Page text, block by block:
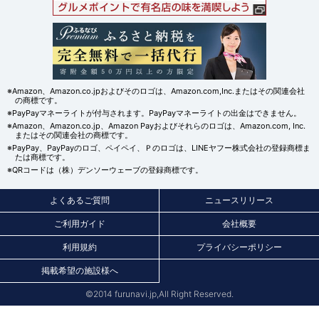
※Amazon、Amazon.co.jpおよびそのロゴは、Amazon.com,Inc.またはその関連会社
の商標です。
※PayPayマネーライトが付与されます。PayPayマネーライトの出金はできません。
※Amazon、Amazon.co.jp、Amazon Payおよびそれらのロゴは、Amazon.com, Inc.
またはその関連会社の商標です。
※PayPay、PayPayのロゴ、ペイペイ、Ｐのロゴは、LINEヤフー株式会社の登録商標ま
たは商標です。
※QRコードは（株）デンソーウェーブの登録商標です。
よくあるご質問 ニュースリリース
ご利用ガイド 会社概要
利用規約 プライバシーポリシー
掲載希望の施設様へ
©2014 furunavi.jp,All Right Reserved.